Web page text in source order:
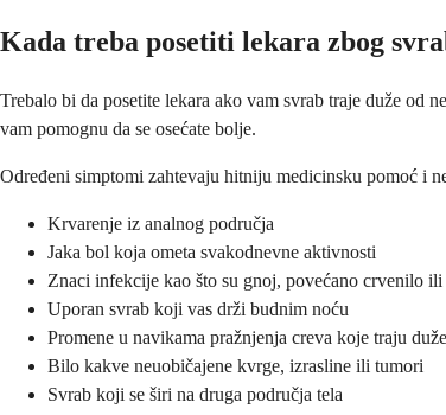
Kada treba posetiti lekara zbog
Trebalo bi da posetite lekara ako vam svrab traje duže od
vam pomognu da se osećate bolje.
Određeni simptomi zahtevaju hitniju medicinsku pomoć i
Krvarenje iz analnog područja
Jaka bol koja ometa svakodnevne aktivnosti
Znaci infekcije kao što su gnoj, povećano crvenilo ili
Uporan svrab koji vas drži budnim noću
Promene u navikama pražnjenja creva koje traju
Bilo kakve neuobičajene kvrge, izrasline ili tumori
Svrab koji se širi na druga područja tela